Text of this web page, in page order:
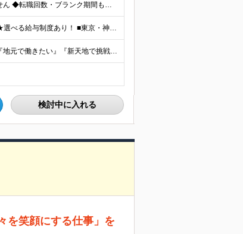
■未経験歓迎 ■学歴不問（第二新卒歓迎） ◆経験は一切問いません ◆転職回数・ブランク期間も不問 ◆面接というよりは“リラックス面談”です ≪こんな方をお待ちしています≫ ・地道にコツコツ作業が得
★通勤＆就業＆地域/住宅＆役職手当あり ★残業代は全額支給 ★選べる給与制度あり！ ■東京・神奈川・千葉・埼玉勤務の場合 月給24.5万円～55万円＋諸手当 （残業代は全額支給） (20,000円の
★リモート実績あり★ ★面接地エリアでの就業率92％以上！ 『地元で働きたい』『新天地で挑戦したい』という希望に、業界トップクラス約7,000件の取引事業所数、90,000件以上のプロジェクトから検
検討中に入れる
を笑顔にする仕事」を